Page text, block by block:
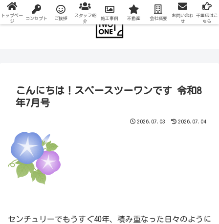
こんにちは！スペースツーワンです 令和8
年7月号
2026.07.03 2026.07.04
センチュリーでもうすぐ40年、積み重なった日々のように
トップペー
ジ
コンセプト ご挨拶
スタッフ紹
介
施工事例 不動産 会社概要
お問い合わ
せ
千里店はこ
ちら